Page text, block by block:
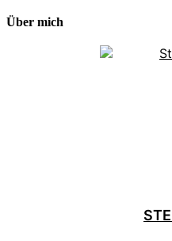
Über mich